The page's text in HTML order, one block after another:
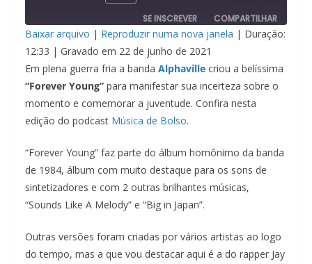
SE INSCREVER COMPARTILHAR
FEED RSS
COMPAR
TILHAR
LINK
INCORPO
RAR
Baixar arquivo | Reproduzir numa nova janela | Duração:
12:33 | Gravado em 22 de junho de 2021
Em plena guerra fria a banda Alphaville criou a belíssima
“Forever Young” para manifestar sua incerteza sobre o
momento e comemorar a juventude. Confira nesta
edição do podcast Música de Bolso.
“Forever Young” faz parte do álbum homônimo da banda
de 1984, álbum com muito destaque para os sons de
sintetizadores e com 2 outras brilhantes músicas,
“Sounds Like A Melody” e “Big in Japan”.
Outras versões foram criadas por vários artistas ao logo
do tempo, mas a que vou destacar aqui é a do rapper Jay